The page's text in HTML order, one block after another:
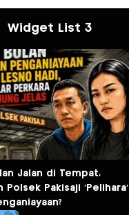
Widget List 3
Jalan di Tempat,
Polsek Pakisaji ‘Pelihara’